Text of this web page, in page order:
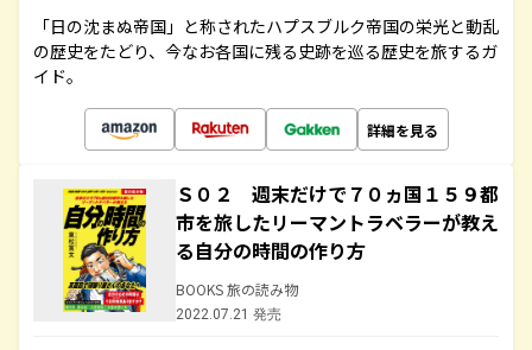
「日の沈まぬ帝国」と称されたハプスブルク帝国の栄光と動乱
の歴史をたどり、今なお各国に残る史跡を巡る歴史を旅するガ
イド。
詳細を見る
Ｓ０２ 週末だけで７０ヵ国１５９都
市を旅したリーマントラベラーが教え
る自分の時間の作り方
BOOKS 旅の読み物
2022.07.21 発売